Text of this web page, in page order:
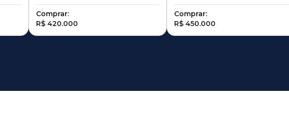
Comprar:
R$ 420.000
Comprar:
R$ 450.000